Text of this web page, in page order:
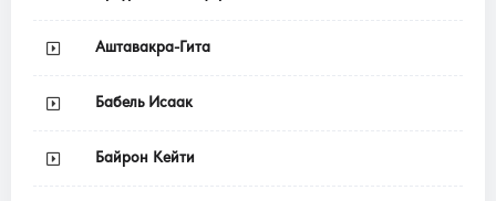
Аштавакра-Гита
Бабель Исаак
Байрон Кейти